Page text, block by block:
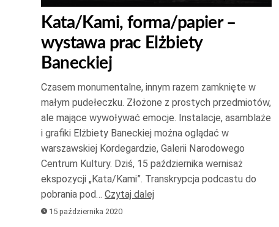
strzałek
do
dołu
aby
lub
zmniejszyć
głośność.
Kata/Kami, forma/papier –
wystawa prac Elżbiety
Baneckiej
Czasem monumentalne, innym razem zamknięte w
małym pudełeczku. Złożone z prostych przedmiotów,
ale mające wywoływać emocje. Instalacje, asamblaże
i grafiki Elżbiety Baneckiej można oglądać w
warszawskiej Kordegardzie, Galerii Narodowego
Centrum Kultury. Dziś, 15 października wernisaż
ekspozycji „Kata/Kami”. Transkrypcja podcastu do
pobrania pod…Czytaj dalej
15 października 2020